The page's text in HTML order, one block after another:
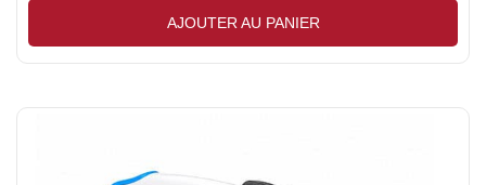
AJOUTER AU PANIER